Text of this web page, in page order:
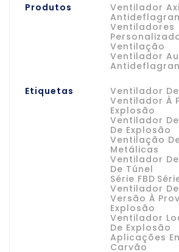
Produtos
Ventilador
Ventiladores
Ventilação
Ventilador
Etiquetas
Ventilador
Ventilador À
Explosão
Ventilador
De Explosão
Ventilação
Metálicas
Ventilador
De Túnel
Série FBD
Ventilador De
Versão À
Explosão
Ventilador
De Explosão
Aplicações
Carvão